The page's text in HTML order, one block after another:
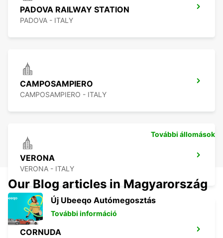
PADOVA RAILWAY STATION
PADOVA - ITALY
CAMPOSAMPIERO
CAMPOSAMPIERO - ITALY
VERONA
VERONA - ITALY
CORNUDA
További állomások
Our Blog articles in Magyarország
Új Ubeeqo Autómegosztás
További információ